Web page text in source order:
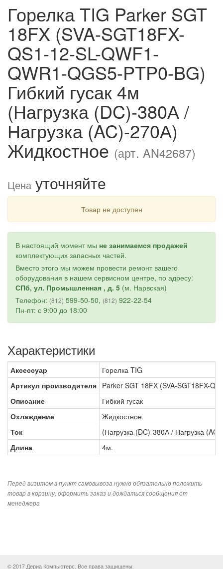
Горелка TIG Parker SGT
18FX (SVA-SGT18FX-
QS1-12-SL-QWF1-
QWR1-QGS5-PTP0-BG)
Гибкий гусак 4м
(Нагрузка (DC)-380А /
Нагрузка (AC)-270А)
Жидкостное (арт. AN42687)
Цена уточняйте
Товар не доступен
В настоящий момент мы не занимаемся продажей
комплектующих запасных частей.
Вместо этого мы можем провести ремонт вашего
оборудования в нашем сервисном центре, по адресу:
СПб, ул. Промышленная , д. 5 (м. Нарвская)
Телефон: (812) 599-50-50, (812) 922-22-54
Пн-пт: с 9:00 до 18:00
Характеристики
Аксессуар
Горелка TIG
Артикул производителя Parker SGT 18FX (SVA-SGT18FX-
Описание
Гибкий гусак
Охлаждение
Жидкостное
Ток
(Нагрузка (DC)-380А / Нагрузка
Длина
4м.
Перед визитом в пункт самовывоза нужно обязательно положить
товар в корзину, оформить заказ и дождаться сообщения от
менеджера
© 2017 Дериа Компьютерс. Все права защищены.